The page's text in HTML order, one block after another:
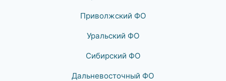
Приволжский ФО
Уральский ФО
Сибирский ФО
Дальневосточный ФО